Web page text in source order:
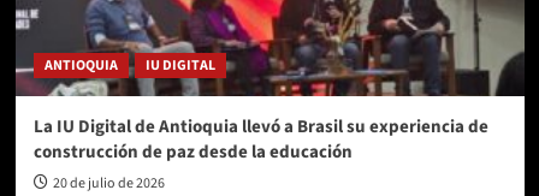
ANTIOQUIA IU DIGITAL
La IU Digital de Antioquia llevó a Brasil su experiencia de
construcción de paz desde la educación
20 de julio de 2026